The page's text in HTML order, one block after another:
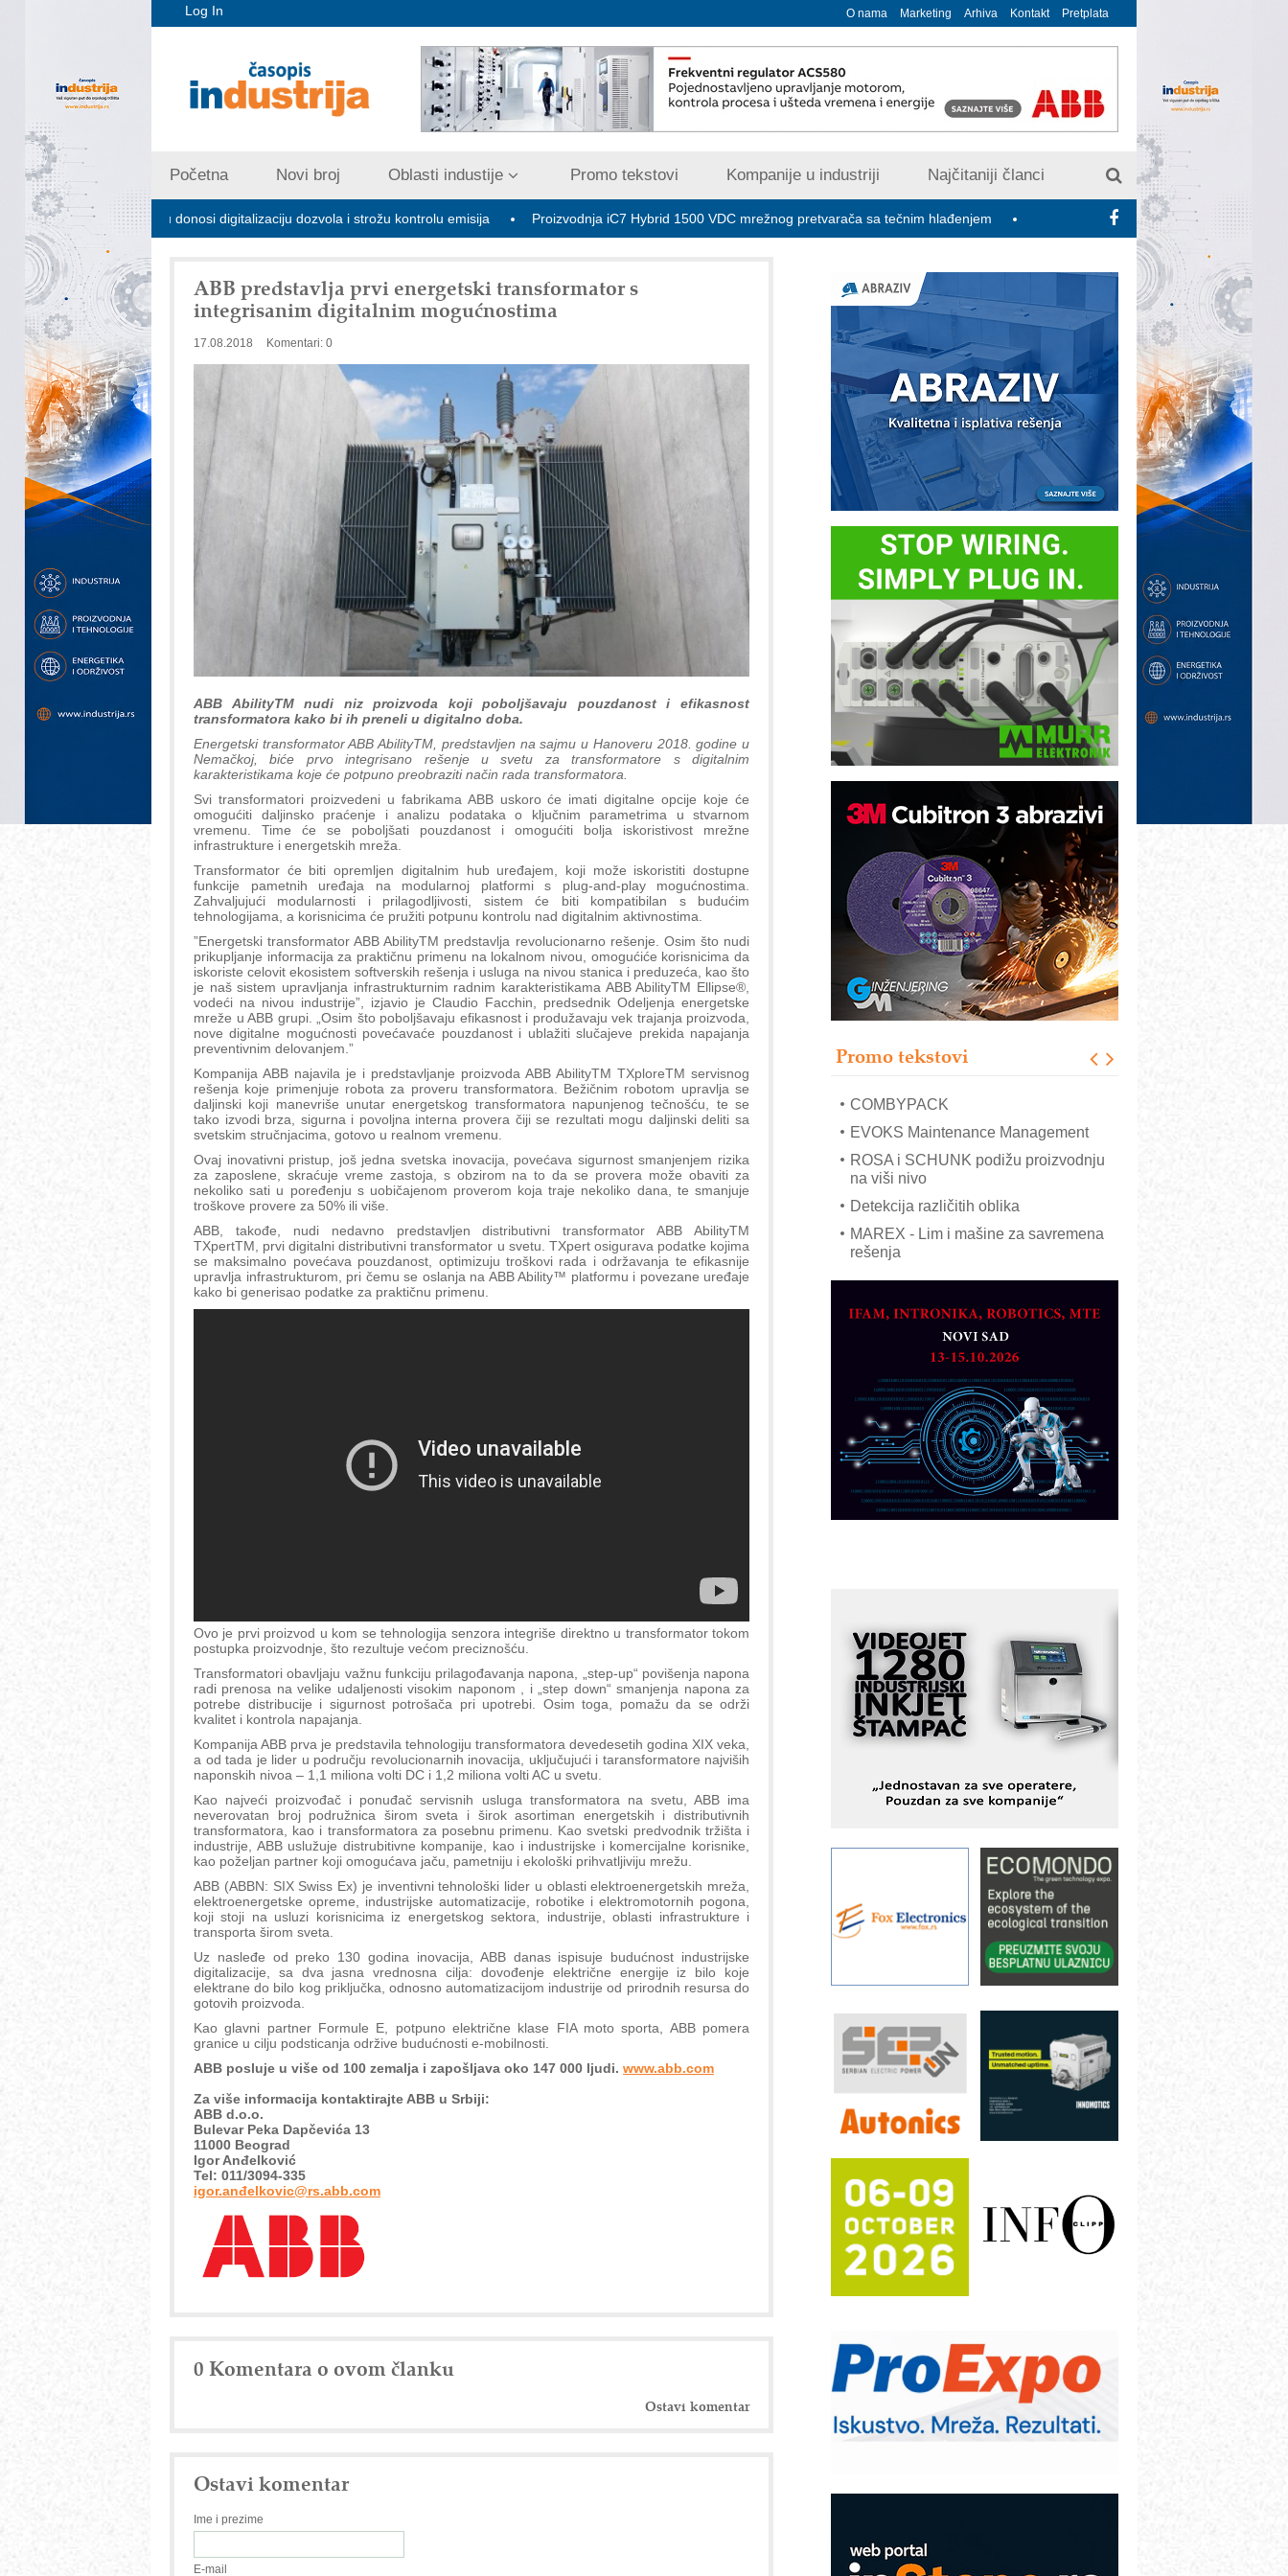
Log In O nama Marketing Arhiva Kontakt Pretplata
Početna Novi broj Oblasti industije Promo tekstovi Kompanije u industriji Najčitaniji članci
zagađivanju donosi digitalizaciju dozvola i strožu kontrolu emisija Proizvodnja iC7 Hybrid 1500 VDC mrežnog pretvarača sa tečnim hlađenjem Minimalac 2027: Sindikati traže veće povećanje
ABB predstavlja prvi energetski transformator s
integrisanim digitalnim mogućnostima
17.08.2018 Komentari: 0
ABB AbilityTM nudi niz proizvoda koji poboljšavaju pouzdanost i efikasnost
transformatora kako bi ih preneli u digitalno doba.
Energetski transformator ABB AbilityTM, predstavljen na sajmu u Hanoveru 2018. godine u
Nemačkoj, biće prvo integrisano rešenje u svetu za transformatore s digitalnim
karakteristikama koje će potpuno preobraziti način rada transformatora.
Svi transformatori proizvedeni u fabrikama ABB uskoro će imati digitalne opcije koje će
omogućiti daljinsko praćenje i analizu podataka o ključnim parametrima u stvarnom
vremenu. Time će se poboljšati pouzdanost i omogućiti bolja iskoristivost mrežne
infrastrukture i energetskih mreža.
Transformator će biti opremljen digitalnim hub uređajem, koji može iskoristiti dostupne
funkcije pametnih uređaja na modularnoj platformi s plug-and-play mogućnostima.
Zahvaljujući modularnosti i prilagodljivosti, sistem će biti kompatibilan s budućim
tehnologijama, a korisnicima će pružiti potpunu kontrolu nad digitalnim aktivnostima.
”Energetski transformator ABB AbilityTM predstavlja revolucionarno rešenje. Osim što nudi
prikupljanje informacija za praktičnu primenu na lokalnom nivou, omogućiće korisnicima da
iskoriste celovit ekosistem softverskih rešenja i usluga na nivou stanica i preduzeća, kao što
je naš sistem upravljanja infrastrukturnim radnim karakteristikama ABB AbilityTM Ellipse®,
vodeći na nivou industrije”, izjavio je Claudio Facchin, predsednik Odeljenja energetske
mreže u ABB grupi. „Osim što poboljšavaju efikasnost i produžavaju vek trajanja proizvoda,
nove digitalne mogućnosti povećavaće pouzdanost i ublažiti slučajeve prekida napajanja
preventivnim delovanjem.”
Kompanija ABB najavila je i predstavljanje proizvoda ABB AbilityTM TXploreTM servisnog
rešenja koje primenjuje robota za proveru transformatora. Bežičnim robotom upravlja se
daljinski koji manevriše unutar energetskog transformatora napunjenog tečnošću, te se
tako izvodi brza, sigurna i povoljna interna provera čiji se rezultati mogu daljinski deliti sa
svetskim stručnjacima, gotovo u realnom vremenu.
Ovaj inovativni pristup, još jedna svetska inovacija, povećava sigurnost smanjenjem rizika
za zaposlene, skraćuje vreme zastoja, s obzirom na to da se provera može obaviti za
nekoliko sati u poređenju s uobičajenom proverom koja traje nekoliko dana, te smanjuje
troškove provere za 50% ili više.
ABB, takođe, nudi nedavno predstavljen distributivni transformator ABB AbilityTM
TXpertTM, prvi digitalni distributivni transformator u svetu. TXpert osigurava podatke kojima
se maksimalno povećava pouzdanost, optimizuju troškovi rada i održavanja te efikasnije
upravlja infrastrukturom, pri čemu se oslanja na ABB Ability™ platformu i povezane uređaje
kako bi generisao podatke za praktičnu primenu.
Ovo je prvi proizvod u kom se tehnologija senzora integriše direktno u transformator tokom
postupka proizvodnje, što rezultuje većom preciznošću.
Transformatori obavljaju važnu funkciju prilagođavanja napona, „step-up“ povišenja napona
radi prenosa na velike udaljenosti visokim naponom , i „step down“ smanjenja napona za
potrebe distribucije i sigurnost potrošača pri upotrebi. Osim toga, pomažu da se održi
kvalitet i kontrola napajanja.
Kompanija ABB prva je predstavila tehnologiju transformatora devedesetih godina XIX veka,
a od tada je lider u području revolucionarnih inovacija, uključujući i taransformatore najviših
naponskih nivoa – 1,1 miliona volti DC i 1,2 miliona volti AC u svetu.
Kao najveći proizvođač i ponuđač servisnih usluga transformatora na svetu, ABB ima
neverovatan broj podružnica širom sveta i širok asortiman energetskih i distributivnih
transformatora, kao i transformatora za posebnu primenu. Kao svetski predvodnik tržišta i
industrije, ABB uslužuje distrubitivne kompanije, kao i industrijske i komercijalne korisnike,
kao poželjan partner koji omogućava jaču, pametniju i ekološki prihvatljiviju mrežu.
ABB (ABBN: SIX Swiss Ex) je inventivni tehnološki lider u oblasti elektroenergetskih mreža,
elektroenergetske opreme, industrijske automatizacije, robotike i elektromotornih pogona,
koji stoji na usluzi korisnicima iz energetskog sektora, industrije, oblasti infrastrukture i
transporta širom sveta.
Uz nasleđe od preko 130 godina inovacija, ABB danas ispisuje budućnost industrijske
digitalizacije, sa dva jasna vrednosna cilja: dovođenje električne energije iz bilo koje
elektrane do bilo kog priključka, odnosno automatizacijom industrije od prirodnih resursa do
gotovih proizvoda.
Kao glavni partner Formule E, potpuno električne klase FIA moto sporta, ABB pomera
granice u cilju podsticanja održive budućnosti e-mobilnosti.
ABB posluje u više od 100 zemalja i zapošljava oko 147 000 ljudi. www.abb.com
Za više informacija kontaktirajte ABB u Srbiji:
ABB d.o.o.
Bulevar Peka Dapčevića 13
11000 Beograd
Igor Anđelković
Tel: 011/3094-335
igor.anđelkovic@rs.abb.com
0 Komentara o ovom članku
Ostavi komentar
Ostavi komentar
Ime i prezime
E-mail
Promo tekstovi
Bezbednost na prvom mestu!
IB BLUMENAUER - više od 40 godina
poverenja u industriji
RMQ-TITAN ADVANCED INDICATOR
– Pametna signalizacija za efikasnije
upravljanje mašinama
Sigurnije ispitivanje transformatora u
solarnim elektranama i vetroparkovima
Pranje točkova na gradilištu- standard
modernog i odgovornog građenja
mrežnog pretvarača sa tečnim
COMBYPACK
EVOKS Maintenance Management
ROSA i SCHUNK podižu proizvodnju
na viši nivo
Detekcija različitih oblika
MAREX - Lim i mašine za savremena
rešenja
Marcom-plast d.o.o.- vaš pouzdan
CTO - Prilagodite svoju toplinsku
PLC AKYTEC
AUKOM: Svetski standard metrologije
dostupan u Srbiji
MOTOMAN – NEXT-Robotika vođena
veštačkom inteligencijom
I.SAFE MOBILE revolucioniše
savremene industrijske i logističke
objekte
Alba d.o.o. – 35 godina preciznosti u
metrologiji i pametnim dozirnim
rešenjima
IBeRTIM - oprema za ispitivanje
STAUFF – Komponente koje
povećavaju pouzdanost hidrauličkih
YAMADA pumpe – japanska
pouzdanost u transferu fluida
Filtration Group Industrial – Napredna
rešenja za filtraciju u hidrauličkim i
procesnim sistemima
RILINEX kompanije Rittal
automatizaciju
Efikasno upravljanje energijom
Automatizacija pakovanja · Display
Potpuna efikasnost bez složenih
sistema
Trajna oznaka kao dugoročna korist
Bezbednost na prvom mestu!
IB BLUMENAUER - više od 40 godina
poverenja u industriji
RMQ-TITAN ADVANCED INDICATOR
upravljanje mašinama
solarnim elektranama i vetroparkovima
Pranje točkova na gradilištu- standard
modernog i odgovornog građenja
Proizvodnja iC7 Hybrid 1500 VDC
mrežnog pretvarača sa tečnim
ROSA i SCHUNK podižu proizvodnju
na viši nivo